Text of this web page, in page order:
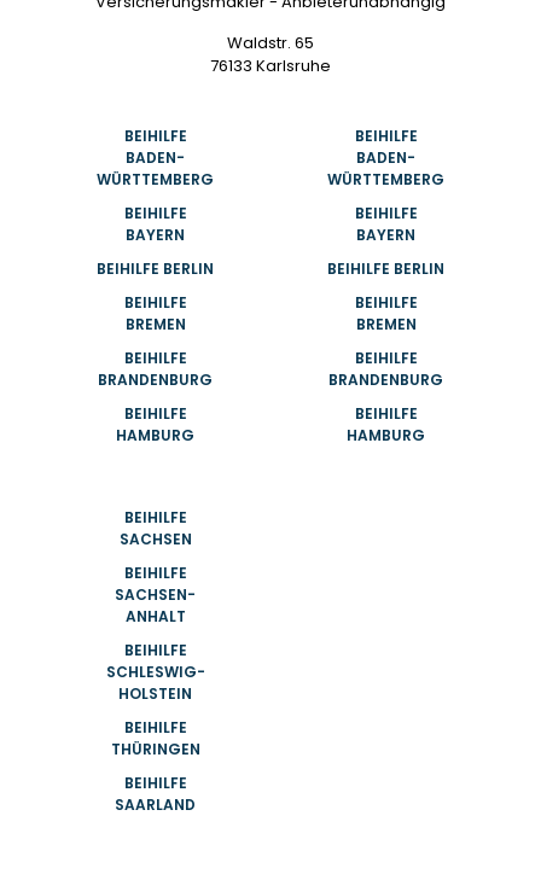
Waldstr. 65
76133 Karlsruhe
BEIHILFE
BADEN-
WÜRTTEMBERG
BEIHILFE
BAYERN
BEIHILFE BERLIN
BEIHILFE
BREMEN
BEIHILFE
BRANDENBURG
BEIHILFE
HAMBURG
BEIHILFE
BADEN-
WÜRTTEMBERG
BEIHILFE
BAYERN
BEIHILFE BERLIN
BEIHILFE
BREMEN
BEIHILFE
BRANDENBURG
BEIHILFE
HAMBURG
BEIHILFE
SACHSEN
BEIHILFE
SACHSEN-
ANHALT
BEIHILFE
SCHLESWIG-
HOLSTEIN
BEIHILFE
THÜRINGEN
BEIHILFE
SAARLAND